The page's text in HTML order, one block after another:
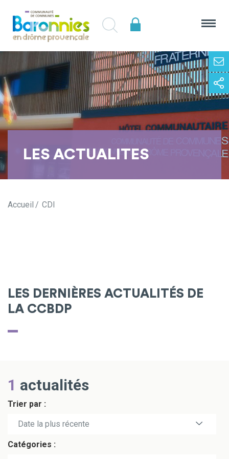
LES ACTUALITES
Accueil CDI
LES DERNIÈRES ACTUALITÉS DE
LA CCBDP
1 actualités
Trier par :
Date la plus récente
Date la plus ancienne
Catégories :